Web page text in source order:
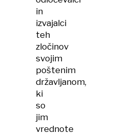
in
izvajalci
teh
zločinov
svojim
poštenim
državljanom,
ki
so
jim
vrednote